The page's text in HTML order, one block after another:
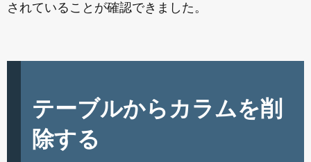
されていることが確認できました。
テーブルからカラムを削
除する